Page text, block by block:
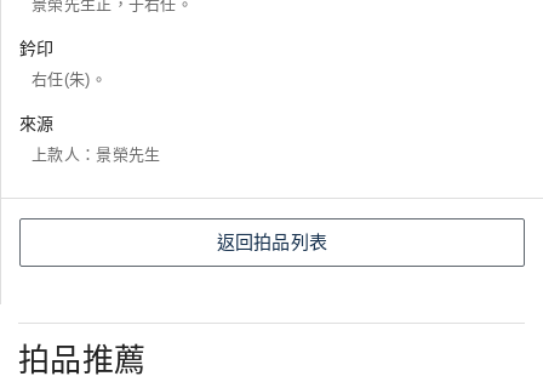
景榮先生正，于右任。
鈐印
右任(朱)。
來源
上款人：景榮先生
返回拍品列表
拍品推薦